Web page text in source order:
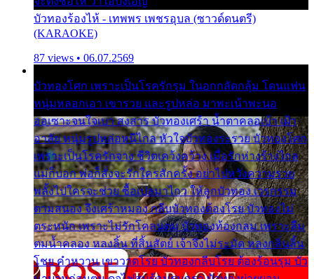
บัวทองร้องไห้ - เทพพร เพชรอุบล (ซาวด์ดนตรี)
(KARAOKE)
87 views • 06.07.2569
บัวทองโศก เพราะเป็นโรครักรุม ในอกกลัดกลุ้ม โดนแฟน
หนุ่มหลอกเอา เขารวย และรูปหล่อ มาพะเน้าพะนอ
ออเซาะจนใจเบา สงสาร บัวทองเศร้า น้ำตาคลอเบ้า เฝ้า
อาลัย หนุ่มรูปหล่อหนีไกล หัวใจบัวทองระรวย บัวทองโศก
เพราะเป็นโรครักจาง ชีวิตเคว้งคว้าง เมื่อรักห่างร้างไกล
แม่ก็บอก พ่อก็สั่งจะรักใครสักครั้ง อย่าไปหวังความรวย
พลั้งไปใครจะช่วย ซื้อเปลมาไกว ให้ลูกบัวทอง เวรกรรม
ตามสนอง จึงเศร้าหมอง กลีบบัวทองต้องโรย บัวทองไม่
ตระหนัก เพราะไม่รักโคลนตม บัวทองท้องกลม เพราะลืม
ตมน้ำคลอง หลงลิ้น ที่สิ้นสัตย์ เจ้าจึงไม่ระมัด หลงกลิ่นลิ้น
โชย คำหวาน เขาวาดโรย บัวทองกลีบโรย ต้องร้อนรุม บัว